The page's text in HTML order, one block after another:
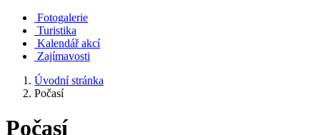
Fotogalerie
Turistika
Kalendář akcí
Zajímavosti
Úvodní stránka
Počasí
Počasí